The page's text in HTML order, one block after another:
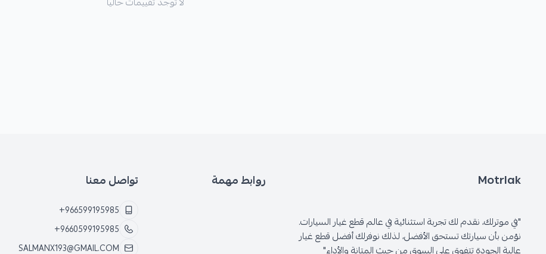
Motrlak
"في موترلك، نقدم لك تجربة استثنائية في عالم قطع غيار السيارات.
نؤمن بأن سيارتك تستحق الأفضل، لذلك نوفرلك أفضل قطع غيار
عالية الجودة تتفوق على السوق من حيث المتانة والأداء"
روابط مهمة تواصل معنا
+966599195985
+9660599195985
SALMANX193@GMAIL.COM